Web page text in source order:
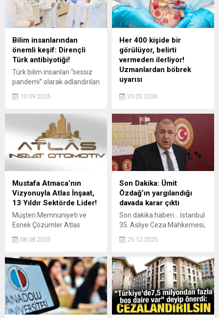
Bilim insanlarından
önemli keşif: Dirençli
Türk antibiyotiği!
Türk bilim insanları “sessiz
pandemi” olarak adlandırılan
yeni nesil antibiyotik üretti.
birçok hastalığın tedavisinde
kullanılabilecek.
13.09.2025
Her 400 kişide bir
görülüyor, belirti
vermeden ilerliyor!
Uzmanlardan böbrek
uyarısı
belirti vermeden yıllarca fark
Uzmanlar, idrar yolu
tıkanıklığı, böbrek taşı,
enfeksiyon ve hipertansiyon
gibi ek hastalık risklerine
karşı düzenli takip
uyarısında bulunuyor.
30.03.2026
Mustafa Atmaca’nın
Vizyonuyla Atlas İnşaat,
13 Yıldır Sektörde Lider!
Müşteri Memnuniyeti ve
Esnek Çözümler Atlas
ihtiyaçlarına göre
ödeme planları sayesinde
geniş kitlelere ulaşmayı
başardı. Yıllar içinde
geliştirdiği esnek satış
stratejileriyle ekonomik
koşullar ne olursa olsun
08.08.2025
Son Dakika: Ümit
Özdağ’ın yargılandığı
davada karar çıktı
Son dakika haberi... İstanbul
35. Asliye Ceza Mahkemesi,
hakaret" suçlamasıyla
Genel Başkanı Ümit
Özdağ'ın beraatına karar
verdi.
25.12.2025